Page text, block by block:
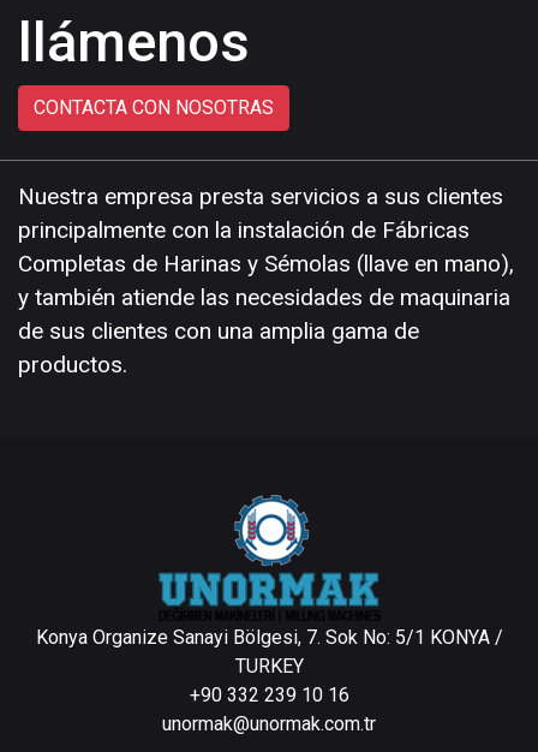
llámenos
CONTACTA CON NOSOTRAS
Nuestra empresa presta servicios a sus clientes
principalmente con la instalación de Fábricas
Completas de Harinas y Sémolas (llave en mano),
y también atiende las necesidades de maquinaria
de sus clientes con una amplia gama de
productos.
Konya Organize Sanayi Bölgesi, 7. Sok No: 5/1 KONYA /
TURKEY
+90 332 239 10 16
unormak@unormak.com.tr